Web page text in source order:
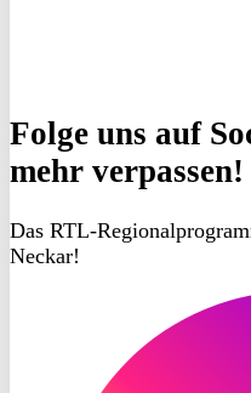
Folge uns auf
mehr verpassen!
Das RTL-
Neckar!
Instagram